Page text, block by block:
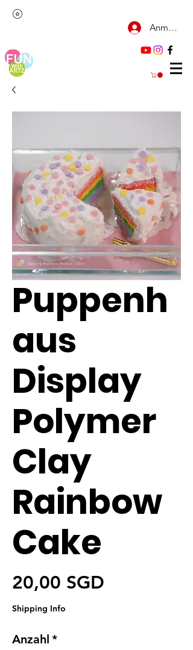
Anmelden
Puppenh
aus
Display
Polymer
Clay
Rainbow
Cake
20,00 SGD
Shipping Info
Anzahl *